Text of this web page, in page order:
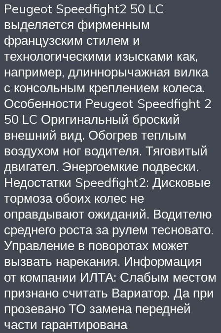
Peugeot Speedfight2 50 LC
выделяется фирменным
французским стилем и
технологическими изысками как,
например, длиннорычажная вилка
с консольным креплением колеса.
Особенности Peugeot Speedfight 2
50 LC Оригинальный броский
внешний вид. Обогрев теплым
воздухом ног водителя. Тяговитый
двигател. Энергоемкие подвески.
Недостатки Speedfight2: Дисковые
тормоза обоих колес не
оправдывают ожиданий. Водителю
среднего роста за рулем тесновато.
Управление в поворотах может
вызвать нарекания. Информация
от компании ИЛТА: Слабым местом
признано считать Вариатор. Да при
прозевано ТО замена передней
части гарантирована